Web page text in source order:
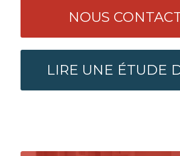
NOUS
LIRE UNE ÉTUDE